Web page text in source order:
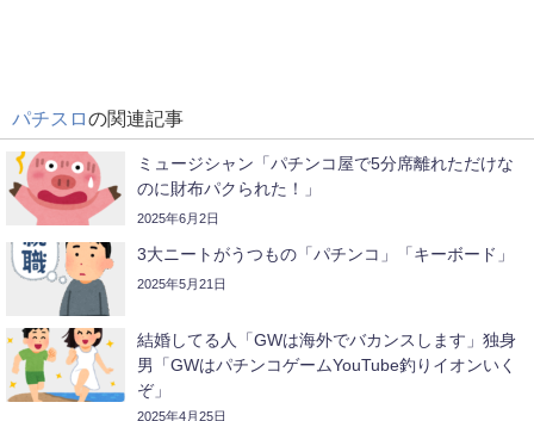
パチスロの関連記事
ミュージシャン「パチンコ屋で5分席離れただけな
のに財布パクられた！」
2025年6月2日
3大ニートがうつもの「パチンコ」「キーボード」
2025年5月21日
結婚してる人「GWは海外でバカンスします」独身
男「GWはパチンコゲームYouTube釣りイオンいく
ぞ」
2025年4月25日